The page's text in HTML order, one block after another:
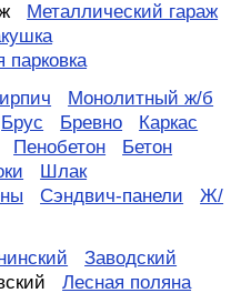
Металлический гараж
парковка
Монолитный ж/б
Брус Бревно
Каркас
Пенобетон
Бетон
Шлак
Сэндвич-панели
Ж/
Заводский
Лесная поляна